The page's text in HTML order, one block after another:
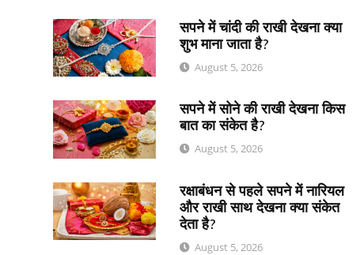
सपने में चांदी की राखी देखना क्या
शुभ माना जाता है?
August 5, 2026
सपने में सोने की राखी देखना किस
बात का संकेत है?
August 5, 2026
रक्षाबंधन से पहले सपने में नारियल
और राखी साथ देखना क्या संकेत
देता है?
August 5, 2026